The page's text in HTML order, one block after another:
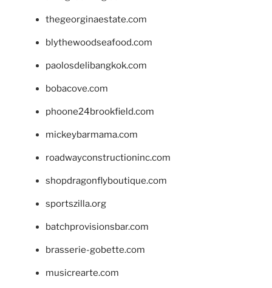
thegeorginaestate.com
blythewoodseafood.com
paolosdelibangkok.com
bobacove.com
phoone24brookfield.com
mickeybarmama.com
roadwayconstructioninc.com
shopdragonflyboutique.com
sportszilla.org
batchprovisionsbar.com
brasserie-gobette.com
musicrearte.com